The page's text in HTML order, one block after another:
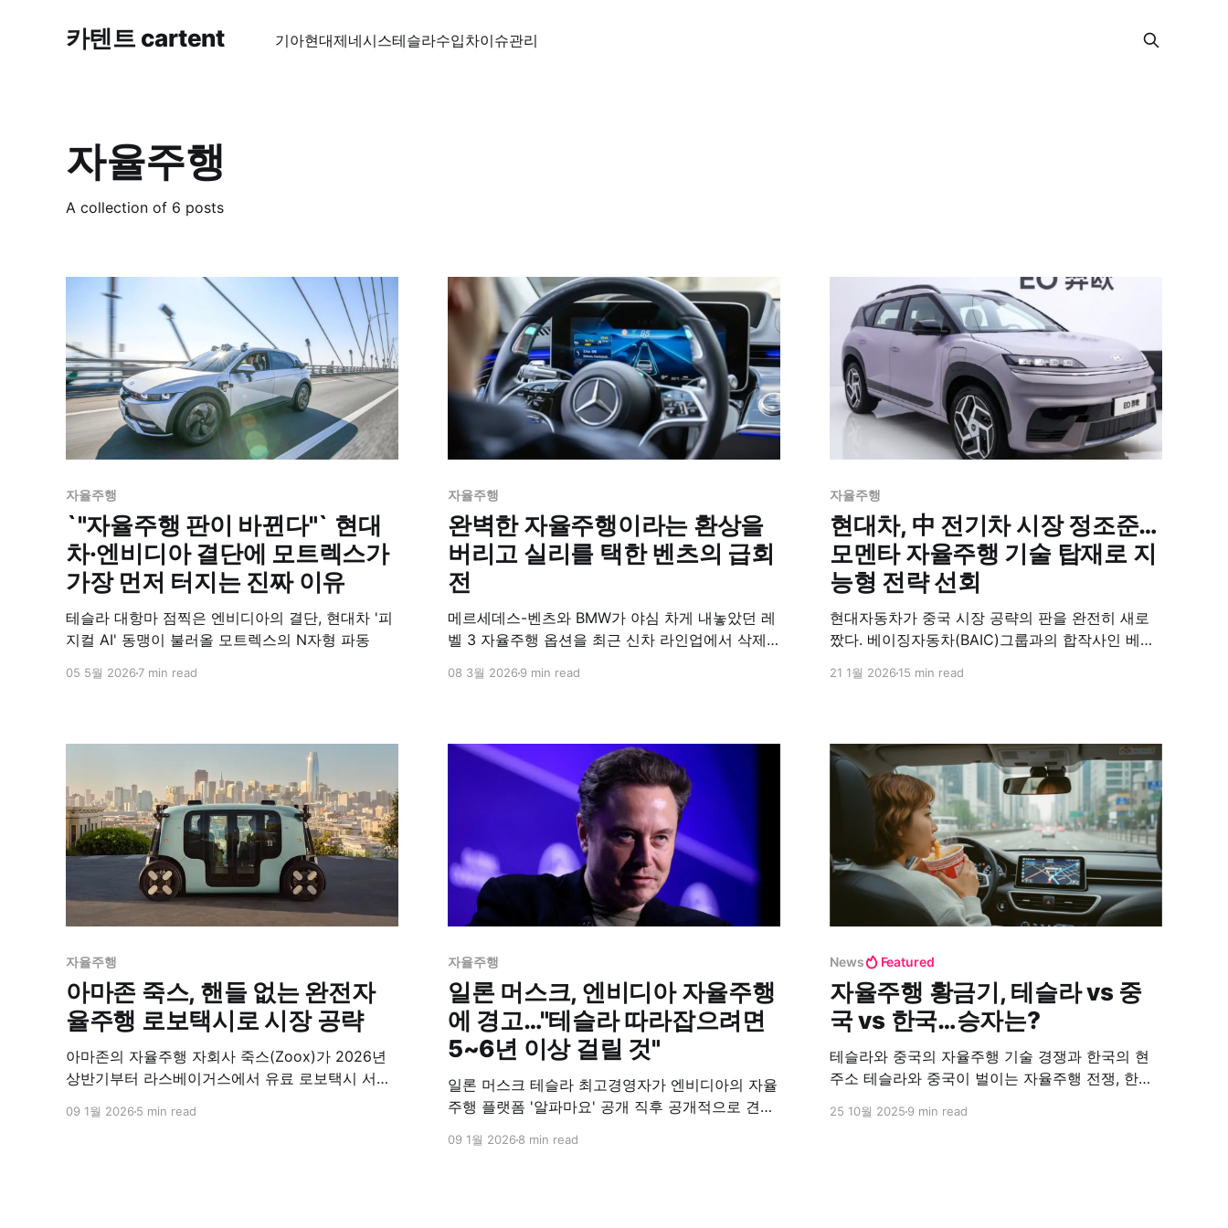
카텐트 cartent 기아현대제네시스테슬라수입차이슈관리
자율주행
A collection of 6 posts
자율주행
`"자율주행 판이 바뀐다"` 현대
차·엔비디아 결단에 모트렉스가
가장 먼저 터지는 진짜 이유
테슬라 대항마 점찍은 엔비디아의 결단, 현대차 '피
지컬 AI' 동맹이 불러올 모트렉스의 N자형 파동
05 5월 2026 7 min read
자율주행
완벽한 자율주행이라는 환상을
버리고 실리를 택한 벤츠의 급회
전
메르세데스-벤츠와 BMW가 야심 차게 내놓았던 레
벨 3 자율주행 옵션을 최근 신차 라인업에서 삭제
적용하려던 상용화 일정을 잠정 중단하며 숨 고르
까? 이는 단순한 기술적 퇴보가 아니다. 규제 리스
크를 회피하고 수익성을 극대화하기 위한 가장 영
리한 전략적 선택인 레벨 2 플러스로의 대전환이다.
실리를 택한 거인들의 급회전 배경을 심도 있게 분
08 3월 20269 min read
자율주행
현대차, 中 전기차 시장 정조준…
모멘타 자율주행 기술 탑재로 지
능형 전략 선회
현대자동차가 중국 시장 공략의 판을 완전히 새로
짰다. 베이징자동차(BAIC)그룹과의 합작사인 베이
멘타(Momenta)'와 전격 손잡고 지능형 주행 기술
자율주행차를 출시하고, 2027년에는 레벨2+급 자
율주행차 상용화까지 추진한다는 구체적인 로드맵
을 담고 있다.
21 1월 202615 min read
자율주행
아마존 죽스, 핸들 없는 완전자
율주행 로보택시로 시장 공략
아마존의 자율주행 자회사 죽스(Zoox)가 2026년
상반기부터 라스베이거스에서 유료 로보택시 서비
는 죽스는 핸들과 페달이 아예 없는 독자 설계 차량
09 1월 2026 5 min read
자율주행
일론 머스크, 엔비디아 자율주행
에 경고…"테슬라 따라잡으려면
5~6년 이상 걸릴 것"
일론 머스크 테슬라 최고경영자가 엔비디아의 자율
주행 플랫폼 '알파마요' 공개 직후 공개적으로 견제
통해 "자율주행이 어느 정도 작동하기 시작하는 시
09 1월 20268 min read
News Featured
자율주행 황금기, 테슬라 vs 중
국 vs 한국…승자는?
테슬라와 중국의 자율주행 기술 경쟁과 한국의 현
주소 테슬라와 중국이 벌이는 자율주행 전쟁, 한국
행의 현실화를 앞두고 혼란에 빠졌다. 2025년 10월
25 10월 20259 min read